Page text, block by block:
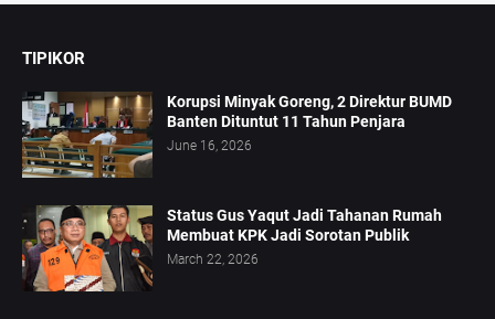
TIPIKOR
Korupsi Minyak Goreng, 2 Direktur BUMD
Banten Dituntut 11 Tahun Penjara
June 16, 2026
Status Gus Yaqut Jadi Tahanan Rumah
Membuat KPK Jadi Sorotan Publik
March 22, 2026